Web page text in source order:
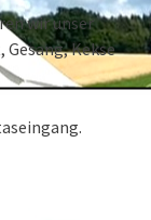
wir unser
Kekse